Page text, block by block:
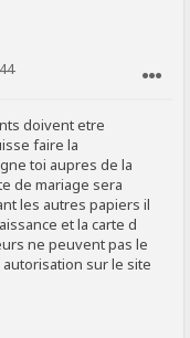
doivent etre
faire la
toi aupres de la
de mariage sera
les autres papiers il
et la carte d
ne peuvent pas le
sur le site